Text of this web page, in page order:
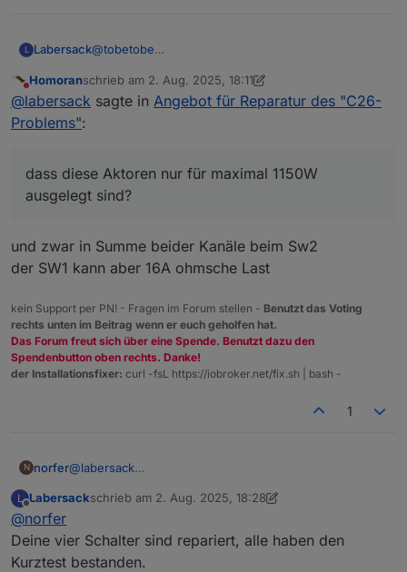
L Labersack@tobetobe
wieder.
An einem der HM-LC-Sw1-FM ist Sicherung &
Sicherungswiderstand in Ordnung, der hat andere
Zwei haben danach wieder funktioniert, bei einem
brannte er sofort wieder durch, also hat auch der
andere Probleme.
Sicherungen/Sicherungswiderstände ist schon
seltsam.... was hattest du da dranhängen?
Dir ist bekannt, dass diese Aktoren nur für maximal
Kann dir also 3 reparierte Schalter zurückschicken.
Nicht stören
Homoranschrieb am 2. Aug. 2025, 18:11
zuletzt editiert von Homoran 8. Feb. 2025, 20:13
@labersack sagte in Angebot für Reparatur des "C26-
Problems":
dass diese Aktoren nur für maximal 1150W
ausgelegt sind?
und zwar in Summe beider Kanäle beim Sw2
der SW1 kann aber 16A ohmsche Last
kein Support per PN! - Fragen im Forum stellen - Benutzt das Voting
rechts unten im Beitrag wenn er euch geholfen hat.
Das Forum freut sich über eine Spende. Benutzt dazu den
Spendenbutton oben rechts. Danke!
der Installationsfixer: curl -fsL https://iobroker.net/fix.sh | bash -
1
N norfer@labersack
das Päckchen schicken?
L
Offline
Labersackschrieb am 2. Aug. 2025, 18:28
zuletzt editiert von Labersack8. Apr. 2025, 10:33
@norfer
Deine vier Schalter sind repariert, alle haben den
Kurztest bestanden.